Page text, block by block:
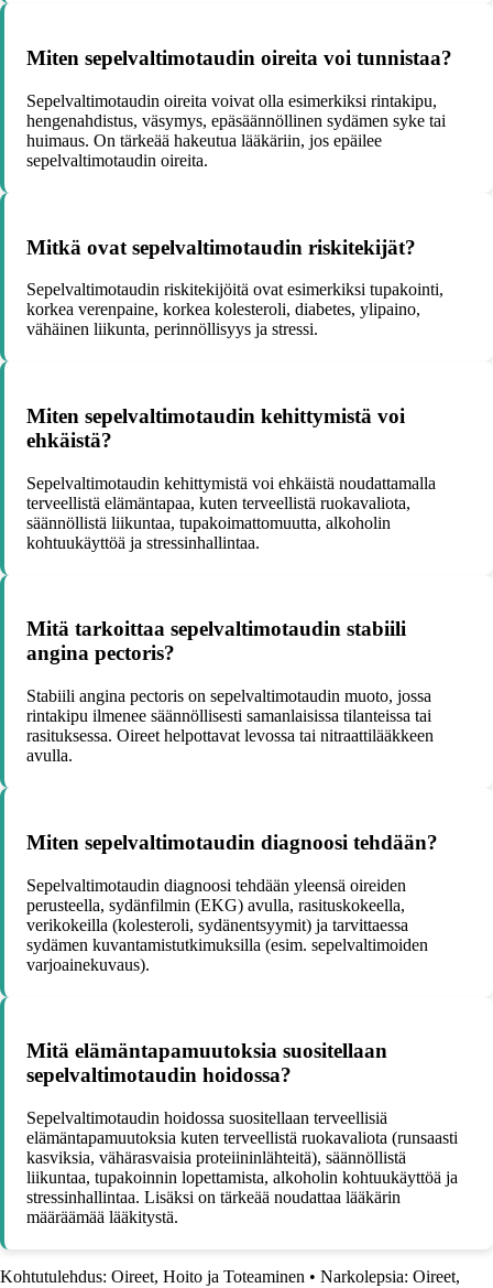
Miten sepelvaltimotaudin oireita voi tunnistaa?
Sepelvaltimotaudin oireita voivat olla esimerkiksi rintakipu,
hengenahdistus, väsymys, epäsäännöllinen sydämen syke tai
huimaus. On tärkeää hakeutua lääkäriin, jos epäilee
sepelvaltimotaudin oireita.
Mitkä ovat sepelvaltimotaudin riskitekijät?
Sepelvaltimotaudin riskitekijöitä ovat esimerkiksi tupakointi,
korkea verenpaine, korkea kolesteroli, diabetes, ylipaino,
vähäinen liikunta, perinnöllisyys ja stressi.
Miten sepelvaltimotaudin kehittymistä voi
ehkäistä?
Sepelvaltimotaudin kehittymistä voi ehkäistä noudattamalla
terveellistä elämäntapaa, kuten terveellistä ruokavaliota,
säännöllistä liikuntaa, tupakoimattomuutta, alkoholin
kohtuukäyttöä ja stressinhallintaa.
Mitä tarkoittaa sepelvaltimotaudin stabiili
angina pectoris?
Stabiili angina pectoris on sepelvaltimotaudin muoto, jossa
rintakipu ilmenee säännöllisesti samanlaisissa tilanteissa tai
rasituksessa. Oireet helpottavat levossa tai nitraattilääkkeen
avulla.
Miten sepelvaltimotaudin diagnoosi tehdään?
Sepelvaltimotaudin diagnoosi tehdään yleensä oireiden
perusteella, sydänfilmin (EKG) avulla, rasituskokeella,
verikokeilla (kolesteroli, sydänentsyymit) ja tarvittaessa
sydämen kuvantamistutkimuksilla (esim. sepelvaltimoiden
varjoainekuvaus).
Mitä elämäntapamuutoksia suositellaan
sepelvaltimotaudin hoidossa?
Sepelvaltimotaudin hoidossa suositellaan terveellisiä
elämäntapamuutoksia kuten terveellistä ruokavaliota (runsaasti
kasviksia, vähärasvaisia proteiininlähteitä), säännöllistä
liikuntaa, tupakoinnin lopettamista, alkoholin kohtuukäyttöä ja
stressinhallintaa. Lisäksi on tärkeää noudattaa lääkärin
määräämää lääkitystä.
Kohtutulehdus: Oireet, Hoito ja Toteaminen • Narkolepsia: Oireet,